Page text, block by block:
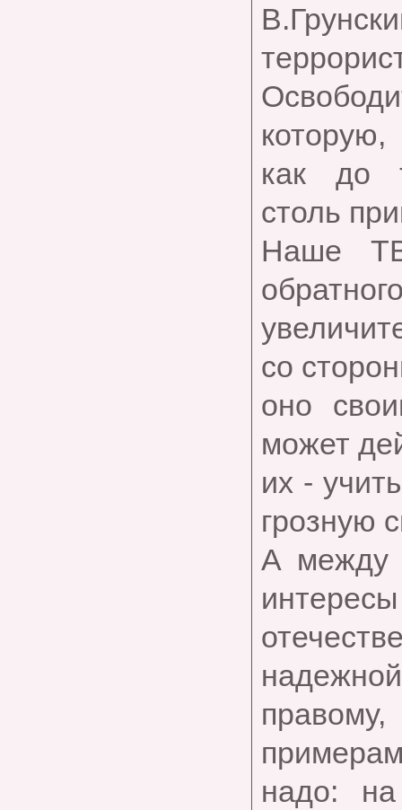
которую,
как до
столь
Наше
со
оно
может
их -
грозную
А между
надо: